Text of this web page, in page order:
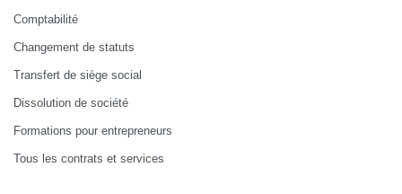
Comptabilité
Changement de statuts
Transfert de siège social
Dissolution de société
Formations pour entrepreneurs
Tous les contrats et services